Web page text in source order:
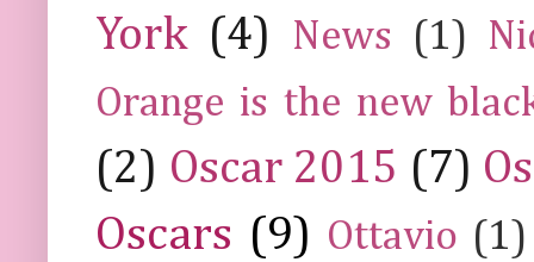
York (4) News (1)
Orange is the new
(2) Oscar 2015 (7)
Oscars (9) Ottavio (1)